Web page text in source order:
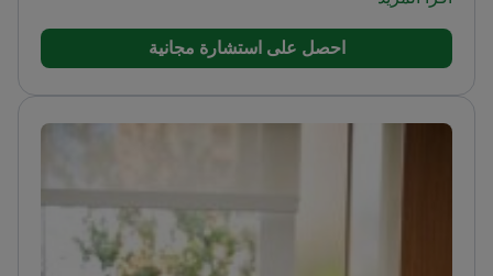
حاصل على شهادة في استخدام الليزر السني (PUC-PR).
منذ عام 2014 وهو رائد في المجال الرقمي ومن أوائل من
بيوند ديجيتال سوليوشنز (BDS)، وهي شركة متخصصة في
التخطيط الرقمي لعمليات الزراعة واللثة والتجميل. يشغل
دراسات عليا في IOA Boutique ومحاضر دولي مع
GoBeyond. تشمل خبراته الجراحة اللثوية التجميلية، مثل
إطالة التيجان وتطعيم اللثة. كما يعمل بتدفقات عمل رقمية
احصل على استشارة مجانية